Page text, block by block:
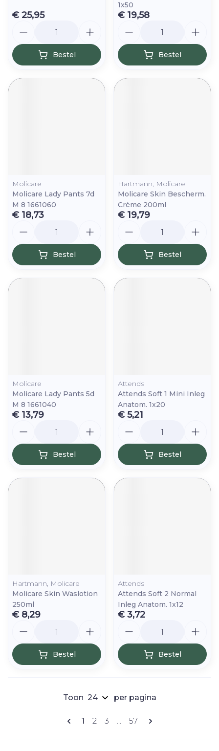
€ 25,95
Bestel
1x50
€ 19,58
Bestel
Molicare
Molicare Lady Pants 7d
M 8 1661060
€ 18,73
Bestel
Hartmann, Molicare
Molicare Skin Bescherm.
Crème 200ml
€ 19,79
Bestel
Molicare
Molicare Lady Pants 5d
M 8 1661040
€ 13,79
Bestel
Attends
Attends Soft 1 Mini Inleg
Anatom. 1x20
€ 5,21
Bestel
Hartmann, Molicare
Molicare Skin Waslotion
250ml
€ 8,29
Bestel
Attends
Attends Soft 2 Normal
Inleg Anatom. 1x12
€ 3,72
Bestel
Pagina's
U lees momenteel pagina
1 Pagina
2 Pagina
3 ... Pagina
57
Toon per pagina